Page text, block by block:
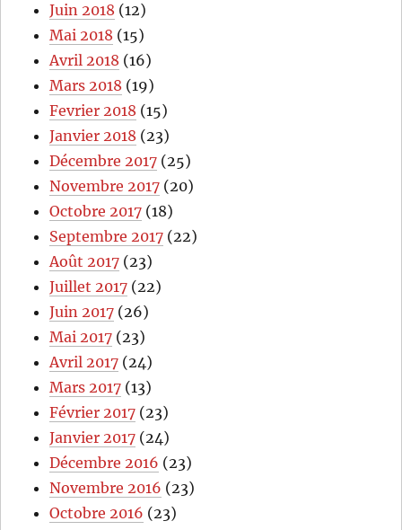
Juin 2018 (12)
Mai 2018 (15)
Avril 2018 (16)
Mars 2018 (19)
Fevrier 2018 (15)
Janvier 2018 (23)
Décembre 2017 (25)
Novembre 2017 (20)
Octobre 2017 (18)
Septembre 2017 (22)
Août 2017 (23)
Juillet 2017 (22)
Juin 2017 (26)
Mai 2017 (23)
Avril 2017 (24)
Mars 2017 (13)
Février 2017 (23)
Janvier 2017 (24)
Décembre 2016 (23)
Novembre 2016 (23)
Octobre 2016 (23)